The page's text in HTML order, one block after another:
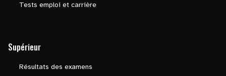
Tests emploi et carrière
Supérieur
Résultats des examens